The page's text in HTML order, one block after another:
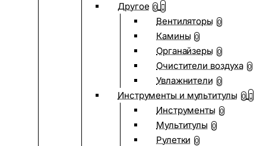
Другое 0
Вентиляторы 0
Камины 0
Органайзеры 0
Очистители воздуха 0
Увлажнители 0
Инструменты и мультитулы 0
Инструменты 0
Мультитулы 0
Рулетки 0